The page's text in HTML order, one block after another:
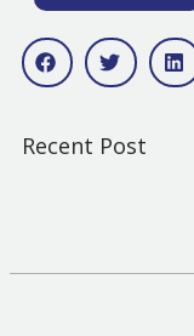
Recent Post